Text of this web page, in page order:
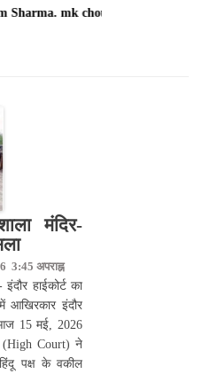
Spasht.K@gmail.com
मंदिर-
3:45 अपराह्न
हाईकोर्ट का
आखिरकार इंदौर
15 मई, 2026
(High Court) ने
पक्ष के वकील